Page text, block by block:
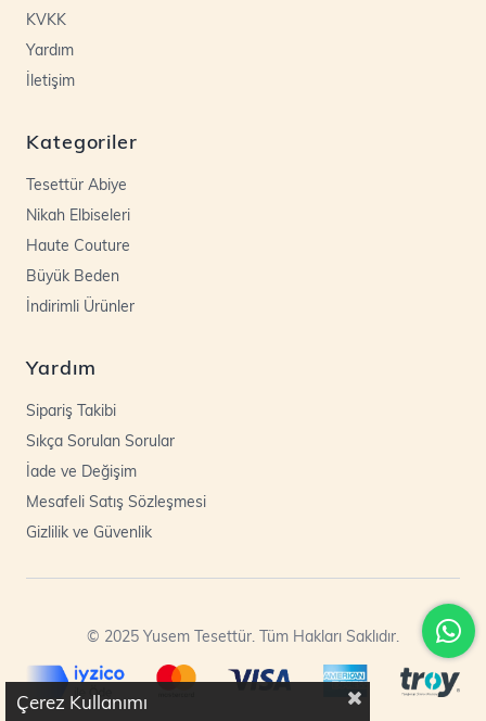
KVKK
Yardım
İletişim
Kategoriler
Tesettür Abiye
Nikah Elbiseleri
Haute Couture
Büyük Beden
İndirimli Ürünler
Yardım
Sipariş Takibi
Sıkça Sorulan Sorular
İade ve Değişim
Mesafeli Satış Sözleşmesi
Gizlilik ve Güvenlik
© 2025 Yusem Tesettür. Tüm Hakları Saklıdır.
Çerez Kullanımı